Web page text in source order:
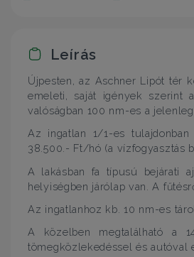
Leírás
Újpesten, az Aschner Lipót tér
emeleti, saját igények szerint
valóságban 100 nm-es a
Az ingatlan 1/1-es
38.500.- Ft/hó (a vízfogyasztás
A lakásban fa típusú bejárati
helyiségben járólap van. A
Az ingatlanhoz kb. 10 nm-es
A közelben megtalálható a
tömegközlekedéssel és autóval